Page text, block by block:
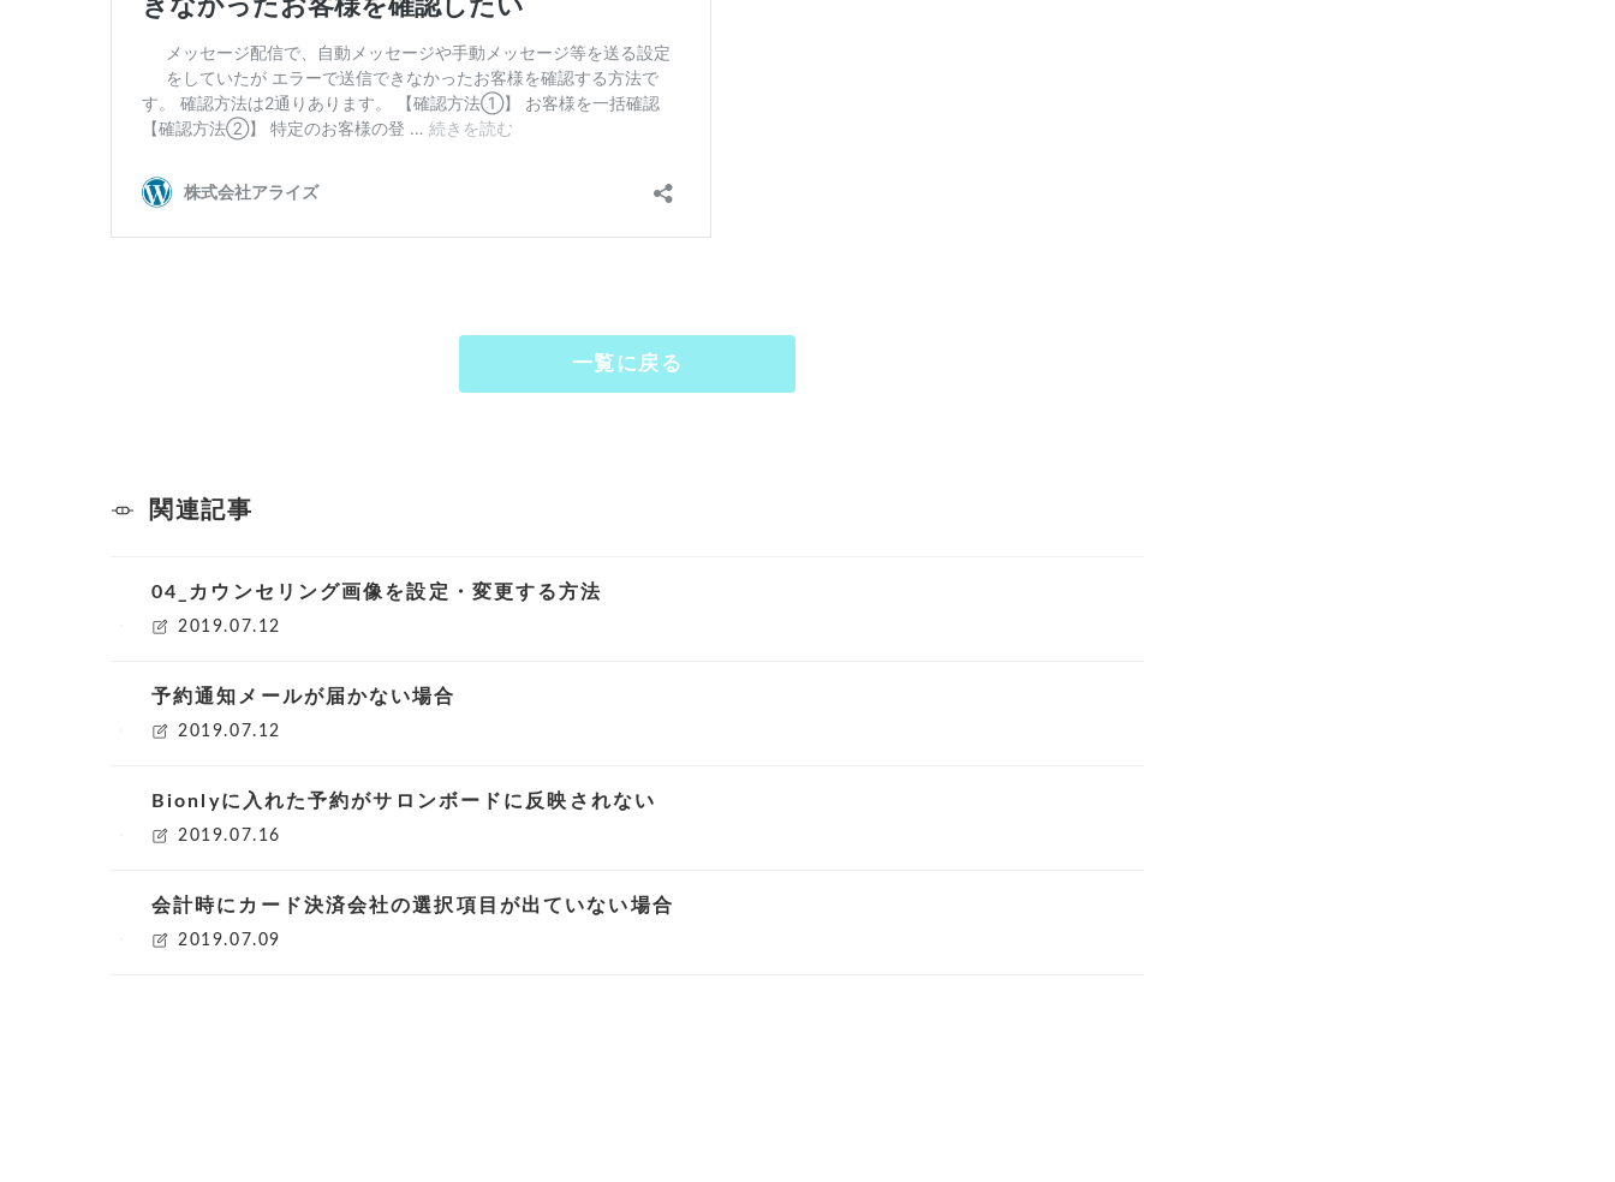
一覧に戻る
関連記事
04_カウンセリング画像を設定・変更する方法
2019.07.12
予約通知メールが届かない場合
2019.07.12
Bionlyに入れた予約がサロンボードに反映されない
2019.07.16
会計時にカード決済会社の選択項目が出ていない場合
2019.07.09